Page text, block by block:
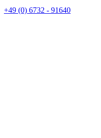
+49 (0) 6732 - 91640